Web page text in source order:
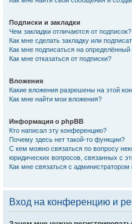
Подписки и закладки
Чем закладки отличаются от подписок?
Как мне сделать закладку или
Как мне подписаться на
Как мне отказаться от подписки?
Вложения
Какие вложения разрешены на этой
Как мне найти мои вложения?
Информация о phpBB
Кто написал эту конференцию?
Почему здесь нет такой-то функции?
С кем можно связаться по вопросу
юридических вопросов, связанных с
Как мне связаться с
Вход на конференцию и